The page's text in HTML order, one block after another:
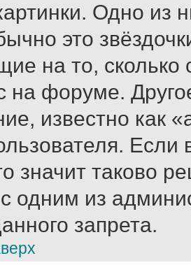
Одно из
это
на то,
на форуме.
известно как
значит таково
с одним из
запрета.